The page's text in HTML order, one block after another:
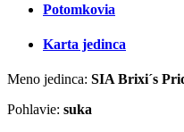
Potomkovia
Karta jedinca
Meno jedinca: SIA Brixi´s
Pohlavie: suka